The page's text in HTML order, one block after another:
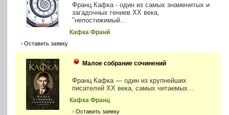
Франц Кафка - один из самых знаменитых и
загадочных гениев XX века,
"непостижимый...
Кафка Франй
Оставить заявку
Малое собрание сочинений
Франц Кафка — один из крупнейших
писателей ХХ века, самых читаемых...
Кафка Франц
Оставить заявку